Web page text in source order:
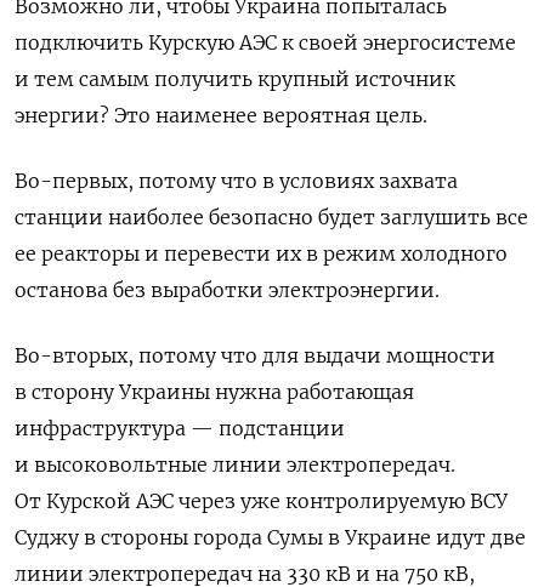
Возможно ли, чтобы Украина попыталась
подключить Курскую АЭС к своей энергосистеме
и тем самым получить крупный источник
энергии? Это наименее вероятная цель.
Во-первых, потому что в условиях захвата
станции наиболее безопасно будет заглушить все
ее реакторы и перевести их в режим холодного
останова без выработки электроэнергии.
Во-вторых, потому что для выдачи мощности
в сторону Украины нужна работающая
инфраструктура — подстанции
и высоковольтные линии электропередач.
От Курской АЭС через уже контролируемую ВСУ
Суджу в стороны города Сумы в Украине идут две
линии электропередач на 330 кВ и на 750 кВ,